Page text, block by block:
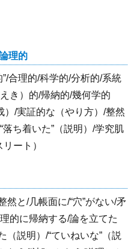
理的
合理的/科学的/分析的/系統
き）的/帰納的/幾何学的
）/実証的な（やり方）/整然
ち着いた”（説明）/学究肌
ート）
と/几帳面に/“穴”がない/矛
的に帰納する/論を立てた
（説明）/“ていねいな”（説